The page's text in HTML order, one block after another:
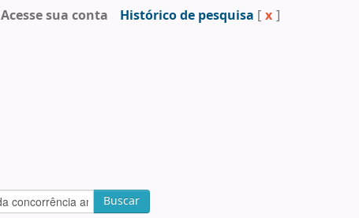
Acesse sua conta Histórico de pesquisa [ x ]
Buscar